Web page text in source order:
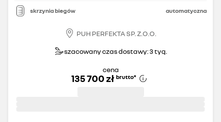
skrzynia biegów automatyczna
PUH PERFEKTA SP. Z.O.O.
szacowany czas dostawy: 3 tyg.
cena
135 700 zł brutto*